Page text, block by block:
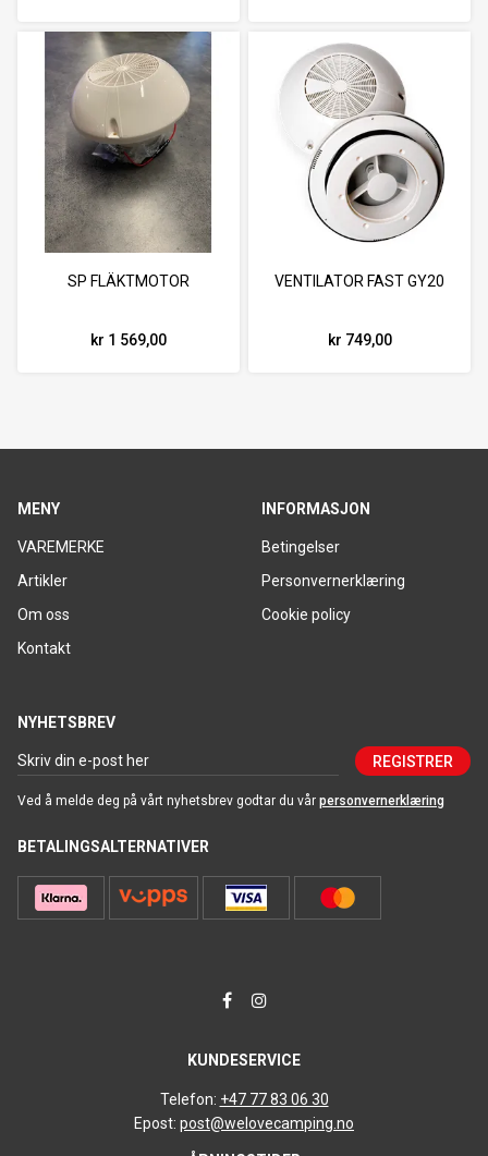
SP FLÄKTMOTOR
kr 1 569,00
VENTILATOR FAST GY20
kr 749,00
MENY
VAREMERKE
Artikler
Om oss
Kontakt
INFORMASJON
Betingelser
Personvernerklæring
Cookie policy
NYHETSBREV
REGISTRER
Ved å melde deg på vårt nyhetsbrev godtar du vår personvernerklæring
BETALINGSALTERNATIVER
KUNDESERVICE
Telefon: +47 77 83 06 30
Epost: post@welovecamping.no